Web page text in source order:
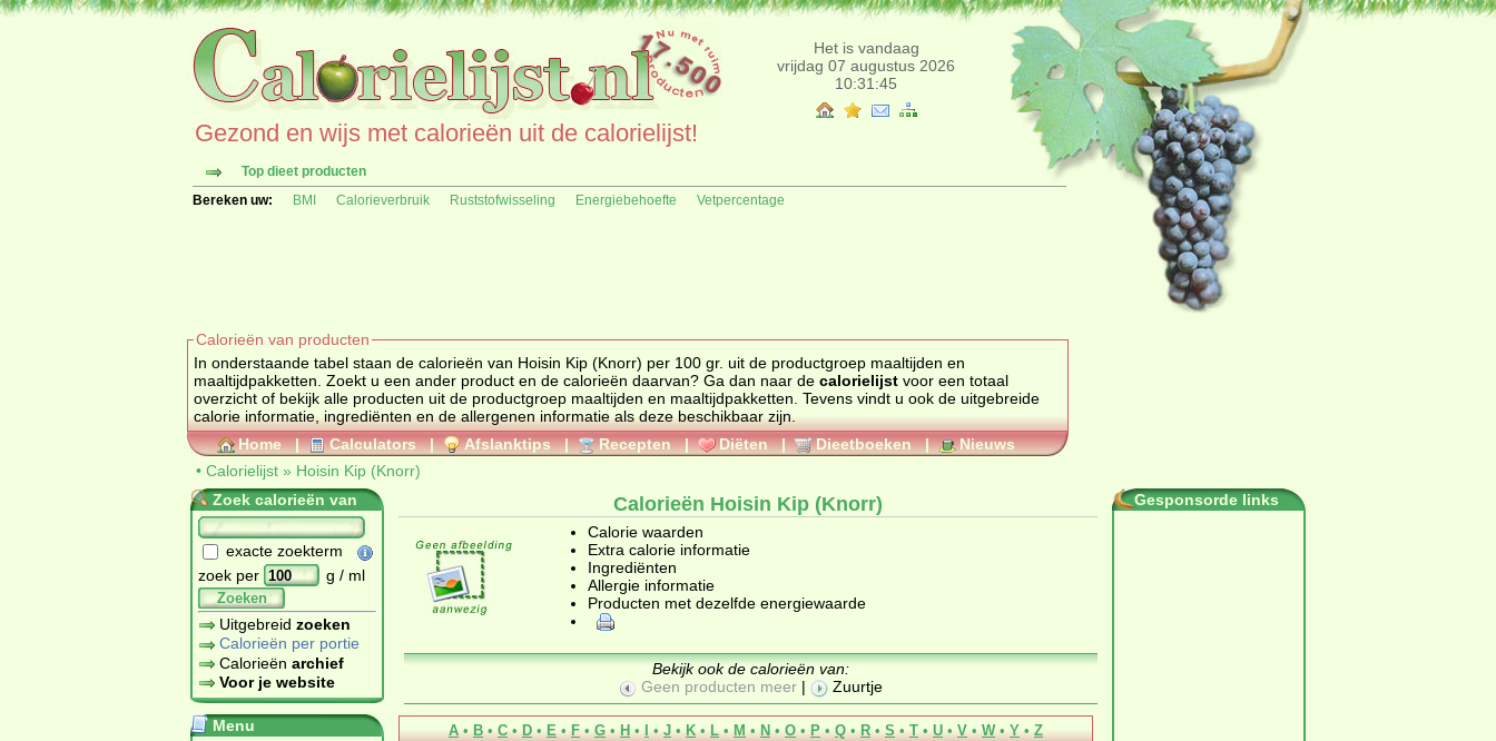
Het is vandaag
vrijdag 07 augustus 2026
10:31:45
Gezond en wijs met calorieën uit de calorielijst!
Top dieet producten
Bereken uw:
BMI Calorieverbruik Ruststofwisseling Energiebehoefte Vetpercentage
Calorieën van producten
In onderstaande tabel staan de calorieën van Hoisin Kip (Knorr) per 100 gr. uit de productgroep maaltijden en
maaltijdpakketten. Zoekt u een ander product en de calorieën daarvan? Ga dan naar de calorielijst voor een totaal
overzicht of bekijk alle producten uit de productgroep maaltijden en maaltijdpakketten
calorie informatie, ingrediënten en de allergenen informatie als deze beschikbaar zijn.
Home | Calculators | Afslanktips | Recepten | Diëten | Dieetboeken |
Nieuws
• Calorielijst » Hoisin Kip (Knorr)
Zoek calorieën van
exacte zoekterm
zoek per
g / ml
Zoeken
Uitgebreid zoeken
Calorieën per portie
Calorieën archief
Voor je website
Menu
Calorieën Hoisin Kip (Knorr)
Calorie waarden
Extra calorie informatie
Ingrediënten
Allergie informatie
Producten met dezelfde energiewaarde
Bekijk ook de calorieën van:
Geen producten meer | Zuurtje
A • B • C • D • E • F • G • H • I • J • K • L • M • N • O • P • Q • R • S • T • U • V • W • Y • Z
Gesponsorde links